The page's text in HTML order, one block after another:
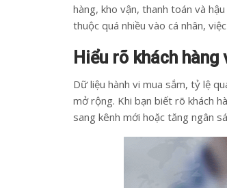
hàng, kho vận, thanh toán và
thuộc quá nhiều vào cá nhân,
Hiểu rõ khách
Dữ liệu hành vi mua sắm, tỷ lệ
mở rộng. Khi bạn biết rõ khách
sang kênh mới hoặc tăng ngân